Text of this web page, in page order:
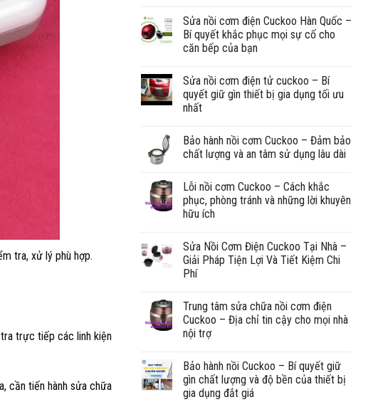
tra, xử lý phù hợp.
trực tiếp các linh kiện
cần tiến hành sửa chữa
Sửa nồi cơm điện Cuckoo Hàn Quốc –
Bí quyết khắc phục mọi sự cố cho
căn bếp của bạn
Sửa nồi cơm điện tử cuckoo – Bí
quyết giữ gìn thiết bị gia dụng tối ưu
nhất
Bảo hành nồi cơm Cuckoo – Đảm bảo
chất lượng và an tâm sử dụng lâu dài
Lỗi nồi cơm Cuckoo – Cách khắc
phục, phòng tránh và những lời khuyên
hữu ích
Sửa Nồi Cơm Điện Cuckoo Tại Nhà –
Giải Pháp Tiện Lợi Và Tiết Kiệm Chi
Phí
Trung tâm sửa chữa nồi cơm điện
Cuckoo – Địa chỉ tin cậy cho mọi nhà
nội trợ
Bảo hành nồi Cuckoo – Bí quyết giữ
gìn chất lượng và độ bền của thiết bị
gia dụng đắt giá